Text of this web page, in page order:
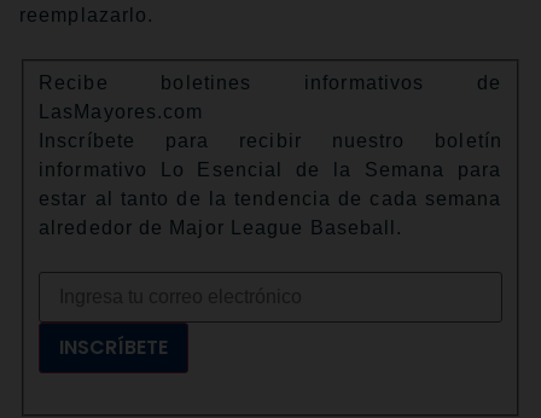
reemplazarlo.
Recibe boletines informativos de
LasMayores.com
Inscríbete para recibir nuestro boletín
informativo Lo Esencial de la Semana para
estar al tanto de la tendencia de cada semana
alrededor de Major League Baseball.
INSCRÍBETE